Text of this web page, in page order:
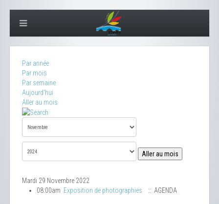
Par année
Par mois
Par semaine
Aujourd'hui
Aller au mois
Aller au mois
Mardi 29 Novembre 2022
08:00am Exposition de photographies :: AGENDA